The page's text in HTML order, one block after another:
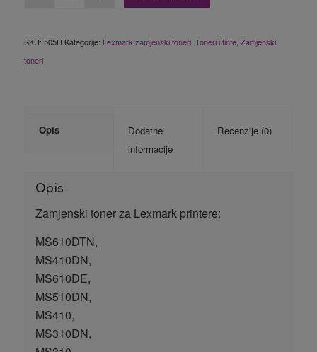
SKU: 505H Kategorije: Lexmark zamjenski toneri, Toneri i tinte, Zamjenski
toneri
Opis
Dodatne
informacije
Recenzije (0)
Opis
Zamjenski toner za Lexmark printere:
MS610DTN,
MS410DN,
MS610DE,
MS510DN,
MS410,
MS310DN,